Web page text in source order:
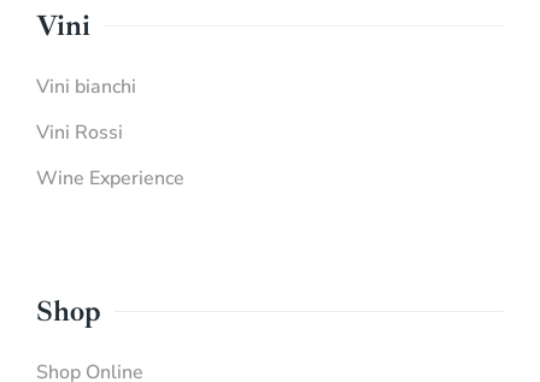
Vini
Vini bianchi
Vini Rossi
Wine Experience
Shop
Shop Online